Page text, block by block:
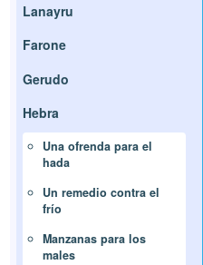
Lanayru
Farone
Gerudo
Hebra
Una ofrenda para el
hada
Un remedio contra el
frío
Manzanas para los
males